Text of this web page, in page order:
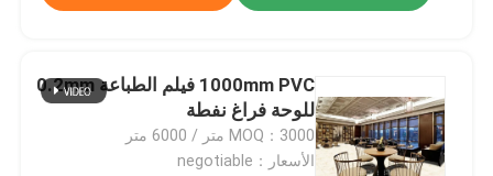
1000mm PVC فيلم الطباعة 0.2mm
للوحة فراغ نفطة
MOQ：3000 متر / 6000 متر
الأسعار：negotiable